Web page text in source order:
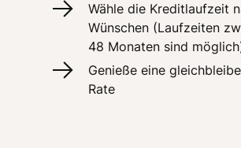
Wähle die Kreditlaufzeit
Wünschen (Laufzeiten
48 Monaten sind
Genieße eine
Rate